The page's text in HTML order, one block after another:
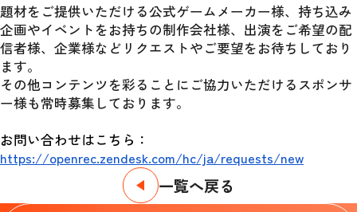
題材をご提供いただける公式ゲームメーカー様、持ち込み
企画やイベントをお持ちの制作会社様、出演をご希望の配
信者様、企業様などリクエストやご要望をお待ちしており
ます。
その他コンテンツを彩ることにご協力いただけるスポンサ
ー様も常時募集しております。
https://openrec.zendesk.com/hc/ja/requests/new
一覧へ戻る